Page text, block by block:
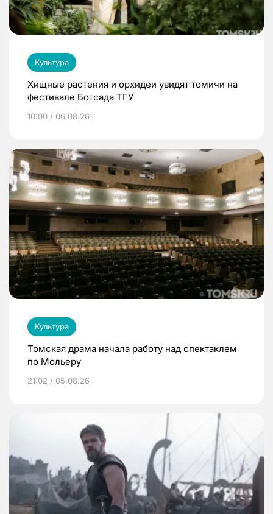
Культура
Хищные растения и орхидеи увидят томичи на
фестивале Ботсада ТГУ
10:00 / 06.08.26
Культура
Томская драма начала работу над спектаклем
по Мольеру
21:02 / 05.08.26